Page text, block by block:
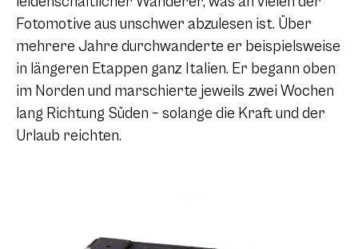
Fotomotive aus unschwer abzulesen ist. Über
mehrere Jahre durchwanderte er beispielsweise
in längeren Etappen ganz Italien. Er begann oben
im Norden und marschierte jeweils zwei Wochen
lang Richtung Süden – solange die Kraft und der
Urlaub reichten.